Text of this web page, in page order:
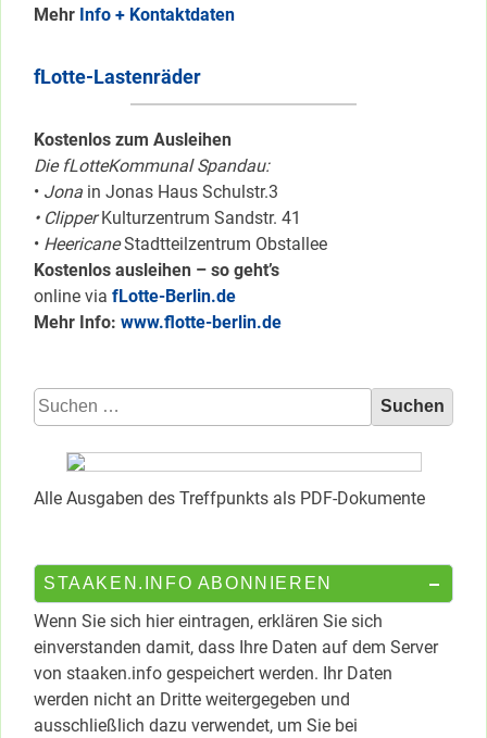
Mehr Info + Kontaktdaten
fLotte-Lastenräder
Kostenlos zum Ausleihen
Die fLotteKommunal Spandau:
• Jona in Jonas Haus Schulstr.3
• ClipperKulturzentrum Sandstr. 41
• HeericaneStadtteilzentrum Obstallee
Kostenlos ausleihen – so geht’s
online via fLotte-Berlin.de
Mehr Info: www.flotte-berlin.de
Suchen
nach:
Alle Ausgaben des Treffpunkts als PDF-Dokumente
STAAKEN.INFO ABONNIEREN
Wenn Sie sich hier eintragen, erklären Sie sich
einverstanden damit, dass Ihre Daten auf dem Server
von staaken.info gespeichert werden. Ihr Daten
werden nicht an Dritte weitergegeben und
ausschließlich dazu verwendet, um Sie bei